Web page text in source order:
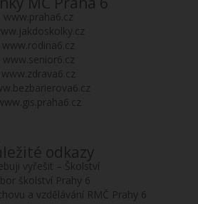
www.praha6.cz
www.rodina6.cz
www.senior6.cz
www.zdrava6.cz
www.gis.praha6.cz
odkazy
vyřešit – Školství
školství Prahy 6
a vzdělávání RMČ Prahy 6